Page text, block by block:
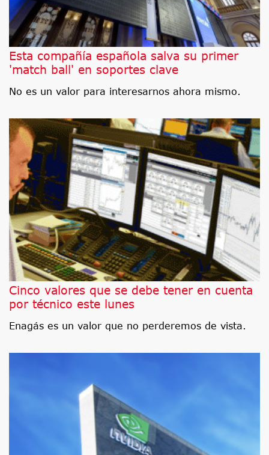
Esta compañía española salva su primer
'match ball' en soportes clave
No es un valor para interesarnos ahora mismo.
Cinco valores que se debe tener en cuenta
por técnico este lunes
Enagás es un valor que no perderemos de vista.